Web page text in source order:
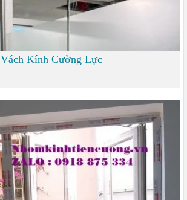
Vách Kính Cường Lực